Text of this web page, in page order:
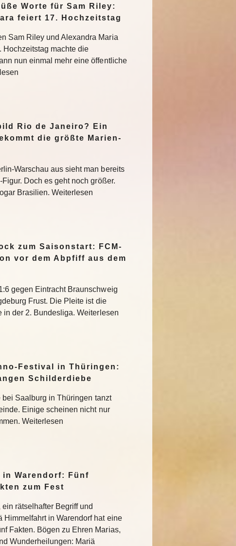
Worte für Sam Riley:
feiert 17. Hochzeitstag
Sam Riley und Alexandra Maria
Hochzeitstag machte die
nun einmal mehr eine öffentliche
Rio de Janeiro? Ein
die größte Marien-
Warschau aus sieht man bereits
Doch es geht noch größer.
Brasilien. Weiterlesen
zum Saisonstart: FCM-
vor dem Abpfiff aus dem
gegen Eintracht Braunschweig
Frust. Die Pleite ist die
in der 2. Bundesliga. Weiterlesen
Festival in Thüringen:
Schilderdiebe
Saalburg in Thüringen tanzt
Einige scheinen nicht nur
Weiterlesen
in Warendorf: Fünf
zum Fest
rätselhafter Begriff und
Himmelfahrt in Warendorf hat eine
Fakten. Bögen zu Ehren Marias,
Wunderheilungen: Mariä